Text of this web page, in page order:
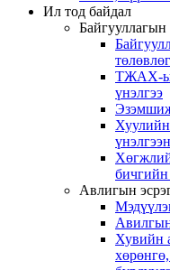
Ил тод байдал
Байгууллагын
ТЖАХ-
үнэлгээ
бичгийн
Авлигын
Авилгын
Хувийн